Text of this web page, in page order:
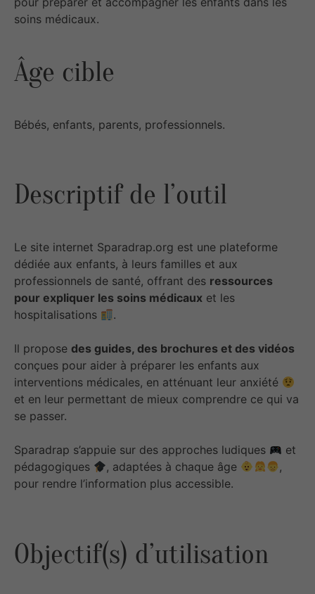
soins médicaux.
Âge cible
Bébés, enfants, parents, professionnels.
Descriptif de l’outil
Le site internet Sparadrap.org est une plateforme
dédiée aux enfants, à leurs familles et aux
professionnels de santé, offrant des ressources
pour expliquer les soins médicaux et les
hospitalisations
.
Il propose des guides, des brochures et des vidéos
conçues pour aider à préparer les enfants aux
interventions médicales, en atténuant leur anxiété
et en leur permettant de mieux comprendre ce qui va
se passer.
Sparadrap s’appuie sur des approches ludiques
et
pédagogiques
, adaptées à chaque âge
,
pour rendre l’information plus accessible.
Objectif(s) d’utilisation